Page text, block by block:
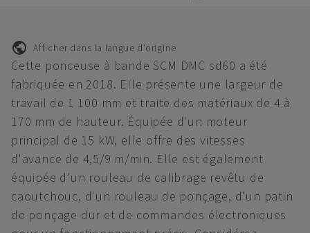
Afficher dans la langue d'origine
Cette ponceuse à bande SCM DMC sd60 a été
fabriquée en 2018. Elle présente une largeur de
travail de 1 100 mm et traite des matériaux de 4 à
170 mm de hauteur. Équipée d'un moteur
principal de 15 kW, elle offre des vitesses
d'avance de 4,5/9 m/min. Elle est également
équipée d'un rouleau de calibrage revêtu de
caoutchouc, d'un rouleau de ponçage, d'un patin
de ponçage dur et de commandes électroniques